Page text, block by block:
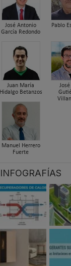
José Antonio
García Redondo
Pablo
Juan María
Hidalgo Betanzos
José
Manuel Herrero
Fuerte
INFOGRAFÍAS